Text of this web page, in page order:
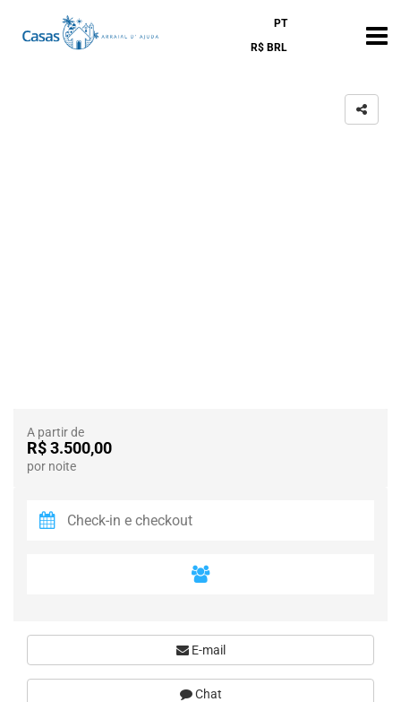
PT
R$ BRL
A partir de
R$ 3.500,00
por noite
E-mail
Chat